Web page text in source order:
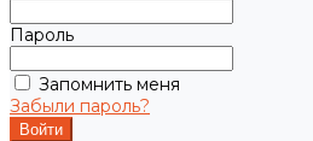
Пароль
Запомнить меня
Забыли пароль?